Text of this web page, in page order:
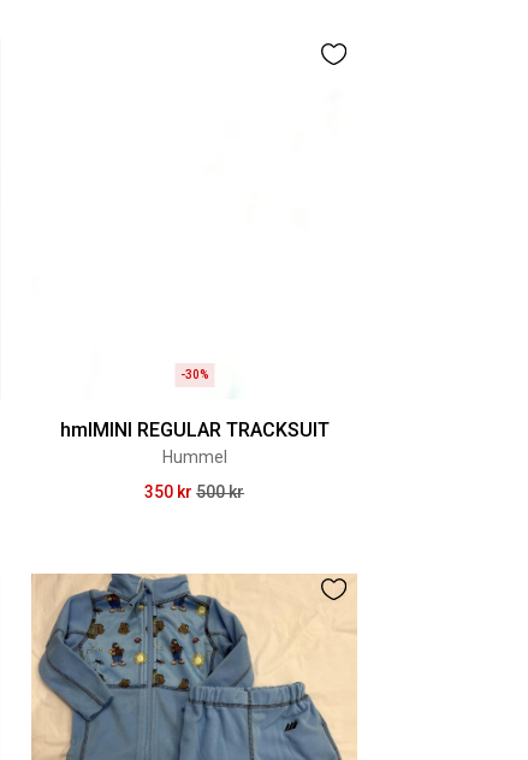
-30%
hmlMINI REGULAR TRACKSUIT
Hummel
350 kr 500 kr